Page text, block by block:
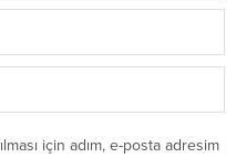
için adım, e-posta adresim